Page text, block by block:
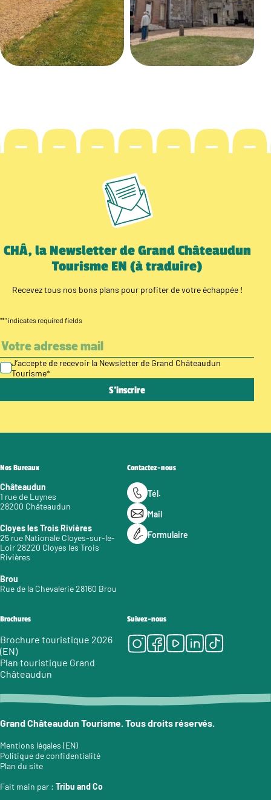
CHÂ, la Newsletter de Grand Châteaudun
Tourisme EN (à traduire)
Recevez tous nos bons plans pour profiter de votre échappée !
"*" indicates required fields
J’accepte de recevoir la Newsletter de Grand Châteaudun
Tourisme*
Nos Bureaux
Châteaudun
1 rue de Luynes
28200 Châteaudun
Cloyes les Trois Rivières
25 rue Nationale Cloyes-sur-le-
Loir 28220 Cloyes les Trois
Rivières
Brou
Rue de la Chevalerie 28160 Brou
Contactez-nous
Tél.
Mail
Formulaire
Brochures
Brochure touristique 2026
(EN)
Plan touristique Grand
Châteaudun
Suivez-nous
Instagram
Facebook
Youtube
LinkedIn
Tiktok
Grand Châteaudun Tourisme. Tous droits réservés.
Mentions légales (EN)
Politique de confidentialité
Plan du site
Fait main par : Tribu and Co